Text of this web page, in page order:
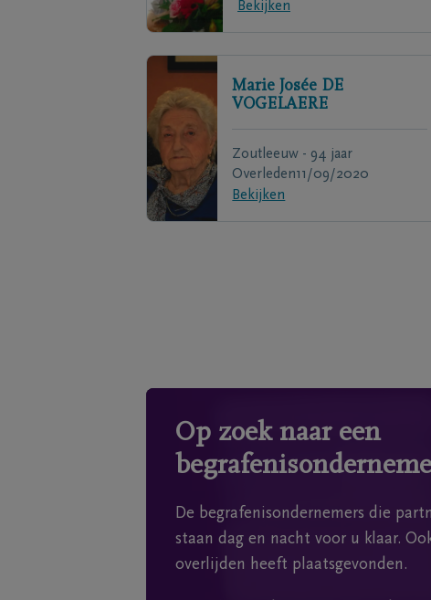
Bekijken
Marie Josée DE
VOGELAERE
Zoutleeuw - 94 jaar
Overleden11/09/2020
Bekijken
Op zoek naar een
De begrafenisondernemers die
staan dag en nacht voor u klaar.
overlijden heeft plaatsgevonden.